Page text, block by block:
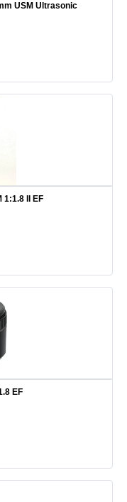
USM Ultrasonic
1:1.8 II EF
EF